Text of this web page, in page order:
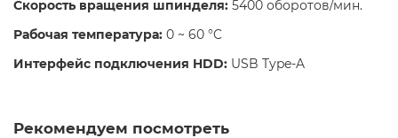
Скорость вращения шпинделя: 5400 оборотов/мин.
Рабочая температура: 0 ~ 60 °C
Интерфейс подключения HDD: USB Type-A
Рекомендуем посмотреть